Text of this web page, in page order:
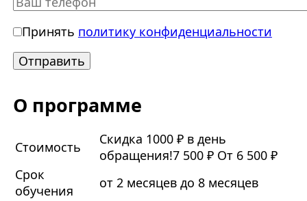
Принять политику конфиденциальности
О программе
Стоимость
Скидка 1000 ₽ в день
обращения!7 500 ₽ От 6 500 ₽
Срок
обучения
от 2 месяцев до 8 месяцев